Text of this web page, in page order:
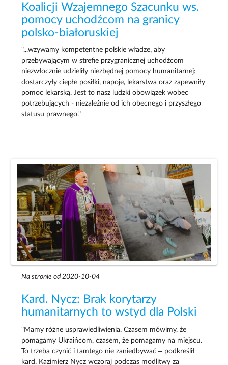
Koalicji Wzajemnego Szacunku ws.
pomocy uchodźcom na granicy
polsko-białoruskiej
"...wzywamy kompetentne polskie władze, aby
przebywającym w strefie przygranicznej uchodźcom
niezwłocznie udzieliły niezbędnej pomocy humanitarnej:
dostarczyły ciepłe posiłki, napoje, lekarstwa oraz zapewniły
pomoc lekarską. Jest to nasz ludzki obowiązek wobec
potrzebujących - niezależnie od ich obecnego i przyszłego
statusu prawnego."
Na stronie od 2020-10-04
Kard. Nycz: Brak korytarzy
humanitarnych to wstyd dla Polski
"Mamy różne usprawiedliwienia. Czasem mówimy, że
pomagamy Ukraińcom, czasem, że pomagamy na miejscu.
To trzeba czynić i tamtego nie zaniedbywać – podkreślił
kard. Kazimierz Nycz wczoraj podczas modlitwy za